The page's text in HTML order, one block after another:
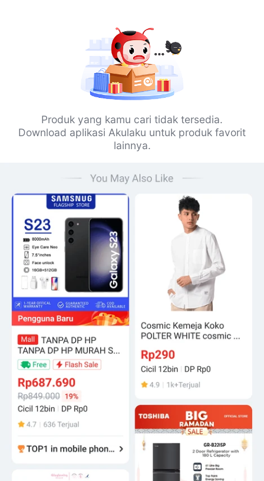
Produk yang kamu cari tidak tersedia.
Download aplikasi Akulaku untuk produk favorit
lainnya.